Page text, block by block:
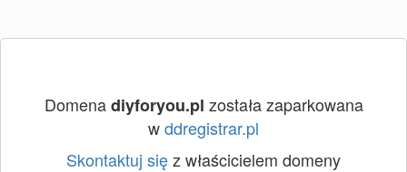
Domenadiyforyou.pl została zaparkowana
wddregistrar.pl
Skontaktuj sięz właścicielem domeny